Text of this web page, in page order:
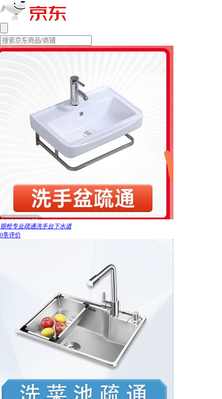
银枪专业疏通洗手台下水道
0条评价